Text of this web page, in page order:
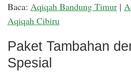
Baca: Aqiqah Bandung Timur |
Aqiqah Cibiru
Paket Tambahan
Spesial